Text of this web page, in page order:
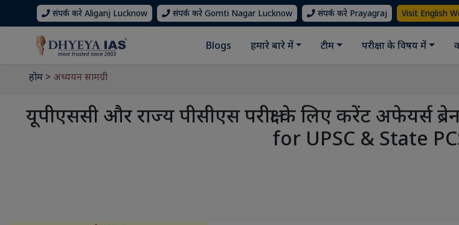
संपर्क करे Aliganj Lucknow संपर्क करे Gomti Nagar Lucknow संपर्क करे Prayagraj Visit English
Blogs हमारे बारे में टीम परीक्षा के विषय में
होम > अध्ययन सामग्री
यूपीएससी और राज्य पीसीएस परीक्षा के लिए करेंट
for UPSC & State